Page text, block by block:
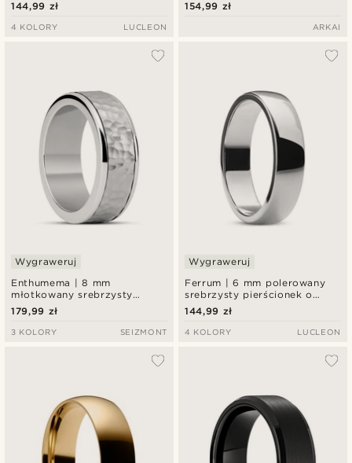
144,99 zł
4 KOLORY LUCLEON
cyrkonią
154,99 zł
ARKAI
Enthumema | 8 mm
młotkowany srebrzysty
pierścionek antystresowy
fidget ze stali nierdzewnej
Wygraweruj
179,99 zł
3 KOLORY SEIZMONT
Ferrum | 6 mm polerowany
srebrzysty pierścionek o
kształcie D ze stali
nierdzewnej
Wygraweruj
144,99 zł
4 KOLORY LUCLEON